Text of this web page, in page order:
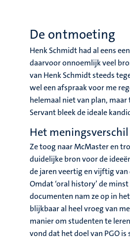
De ontmoeting
Henk Schmidt had al eens
daarvoor onnoemlijk veel
van Henk Schmidt steeds
wel een afspraak voor me
helemaal niet van plan,
Servant bleek de ideale
Het meningsverschil
Ze toog naar McMaster en
duidelijke bron voor de
de jaren veertig en vijftig
Omdat ‘oral history’ de
documenten nam ze op in
blijkbaar al heel vroeg van
manier om studenten te
vond dat het doel van PGO